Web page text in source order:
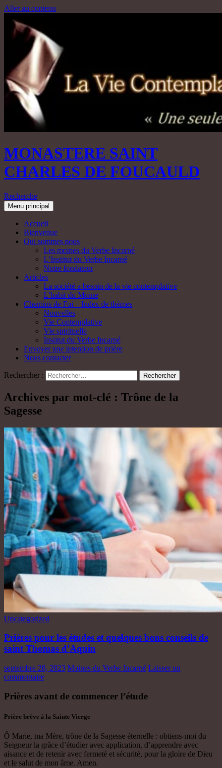
Aller au contenu
MONASTERE SAINT
CHARLES DE FOUCAULD
Recherche
Menu principal
Accueil
Bienvenue
Qui sommes nous
Les moines du Verbe Incarné
L’Institut du Verbe Incarné
Notre fondateur
Articles
La société a besoin de la vie contemplative
L’habit du Moine
Chemins de Foi – Index de thèmes
Nouvelles
Vie Contemplative
Vie spirituelle
Institut du Verbe Incarné
Envoyer une intention de prière
Nous contacter
Rechercher :
Archives par mot-clé : Trône de la
Sagesse
Uncategorized
Prières pour les études et quelques bons conseils de
saint Thomas d’Aquin
septembre 28, 2023 Moines du Verbe Incarné Laisser un
commentaire
Prières avant de commencer l’étude
Prière brève à la Sainte Vierge
Ô Marie, ma Mère, trône de la Sagesse éternelle : obtiens-moi du
Seigneur la grâce d’étudier avec application, d’apprendre avec
aisance et de retenir avec fermeté et sécurité, pour la gloire de Dieu
et le salut de mon âme. Amen.